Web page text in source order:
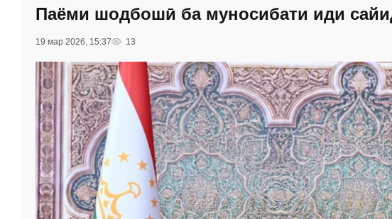
Паёми шодбошӣ ба муносибати иди
19 мар 2026, 15:37 13